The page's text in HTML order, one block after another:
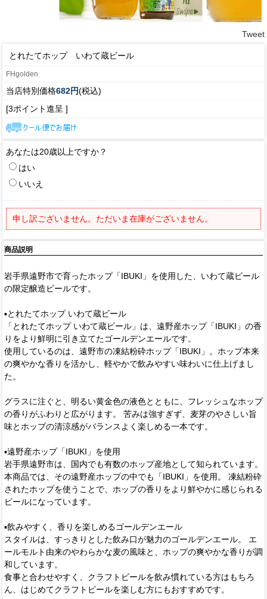
Tweet
とれたてホップ いわて蔵ビール
FHgolden
当店特別価格682円(税込)
[3ポイント進呈 ]
あなたは20歳以上ですか？
はい
いいえ
申し訳ございません。ただいま在庫がございません。
商品説明
岩手県遠野市で育ったホップ「IBUKI」を使用した、いわて蔵ビール
の限定醸造ビールです。
▪️とれたてホップ いわて蔵ビール
「とれたてホップ いわて蔵ビール」は、遠野産ホップ「IBUKI」の香
りをより鮮明に引き立てたゴールデンエールです。
使用しているのは、遠野市の凍結粉砕ホップ「IBUKI」。ホップ本来
の爽やかな香りを活かし、軽やかで飲みやすい味わいに仕上げまし
た。
グラスに注ぐと、明るい黄金色の液色とともに、フレッシュなホップ
の香りがふわりと広がります。 苦みは強すぎず、麦芽のやさしい旨
味とホップの清涼感がバランスよく楽しめる一本です。
▪️遠野産ホップ「IBUKI」を使用
岩手県遠野市は、国内でも有数のホップ産地として知られています。
本商品では、その遠野産ホップの中でも「IBUKI」を使用。 凍結粉砕
されたホップを使うことで、ホップの香りをより鮮やかに感じられる
ビールになっています。
▪️飲みやすく、香りを楽しめるゴールデンエール
スタイルは、すっきりとした飲み口が魅力のゴールデンエール。 エ
ールモルト由来のやわらかな麦の風味と、ホップの爽やかな香りが調
和しています。
食事と合わせやすく、クラフトビールを飲み慣れている方はもちろ
ん、はじめてクラフトビールを楽しむ方にもおすすめです。